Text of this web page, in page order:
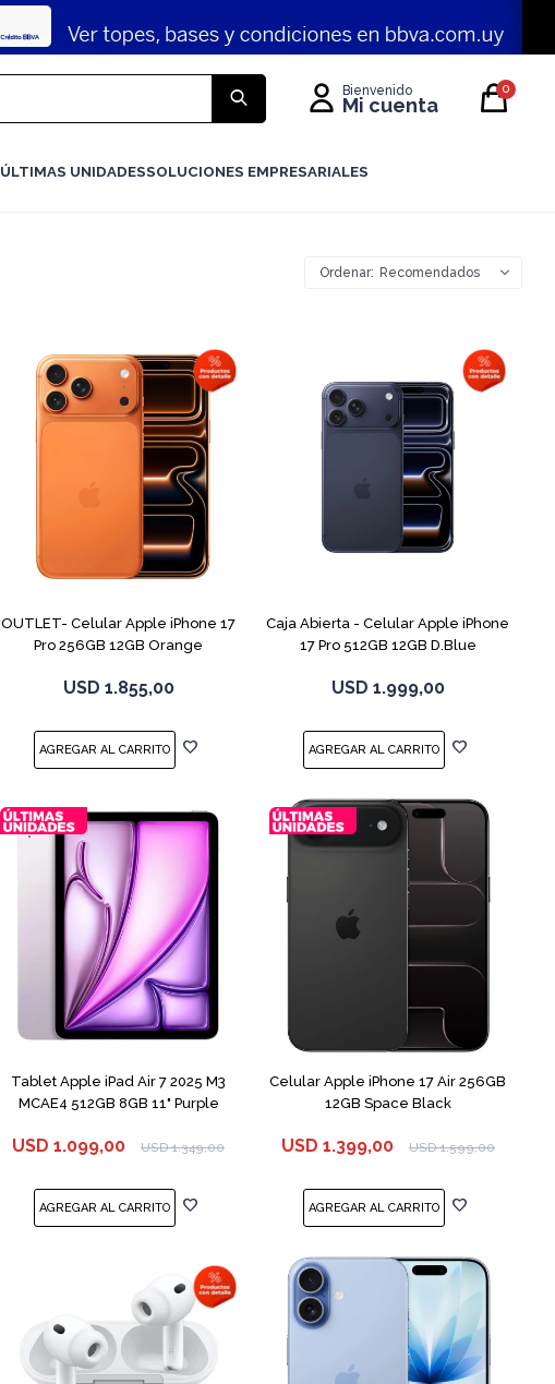
ÚLTIMAS UNIDADESSOLUCIONES EMPRESARIALES
0
Recomendados
OUTLET- Celular Apple iPhone 17
Pro 256GB 12GB Orange
USD 1.855,00
COMPARAR
Caja Abierta - Celular Apple iPhone
17 Pro 512GB 12GB D.Blue
USD 1.999,00
Tablet Apple iPad Air 7 2025 M3
MCAE4 512GB 8GB 11" Purple
USD 1.099,00 USD 1.349,00
Celular Apple iPhone 17 Air 256GB
12GB Space Black
USD 1.399,00 USD 1.599,00
COMPARAR